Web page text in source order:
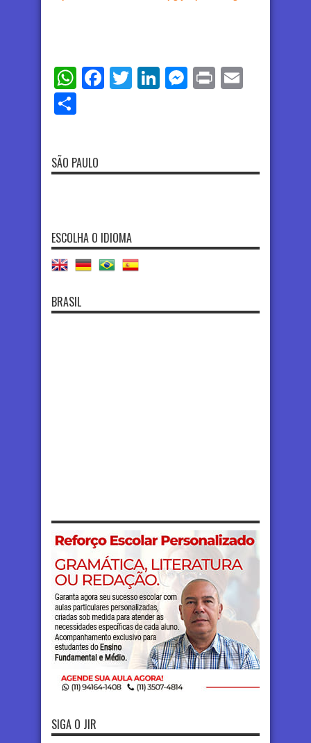
WhatsApp
Facebook
TwitterLinkedIn
Messenger
Print
SÃO PAULO
ESCOLHA O IDIOMA
BRASIL
SIGA O JIR